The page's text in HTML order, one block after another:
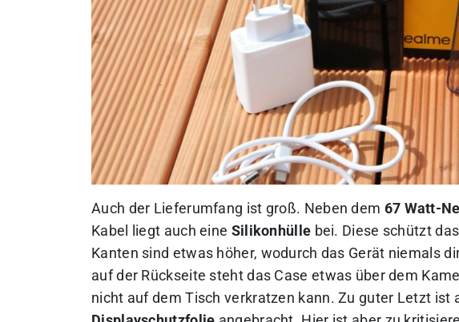
Auch der Lieferumfang ist groß. Neben dem 67 Watt-
Kabel liegt auch eine Silikonhülle bei. Diese schützt
Kanten sind etwas höher, wodurch das Gerät niemals
auf der Rückseite steht das Case etwas über dem
nicht auf dem Tisch verkratzen kann. Zu guter Letzt ist